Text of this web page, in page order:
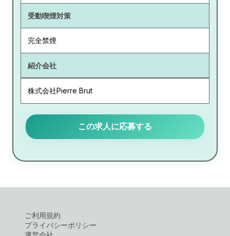
受動喫煙対策
完全禁煙
紹介会社
株式会社Pierre Brut
この求人に応募する
ご利用規約
プライバシーポリシー